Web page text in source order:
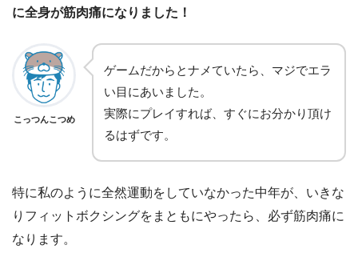
に全身が筋肉痛になりました！
こっつんこつめ
ゲームだからとナメていたら、マジでエラ
い目にあいました。
実際にプレイすれば、すぐにお分かり頂け
るはずです。
特に私のように全然運動をしていなかった中年が、いきな
りフィットボクシングをまともにやったら、必ず筋肉痛に
なります。